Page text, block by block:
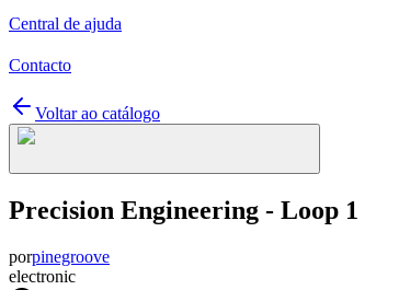
Central de ajuda
Contacto
Voltar ao catálogo
Precision Engineering - Loop 1
porpinegroove
electronic